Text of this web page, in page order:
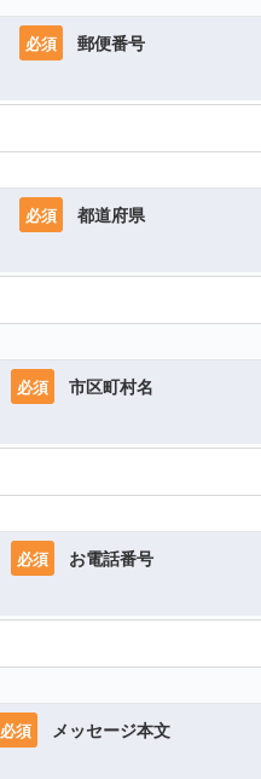
必須 郵便番号
必須 都道府県
必須 市区町村名
必須 お電話番号
必須 メッセージ本文